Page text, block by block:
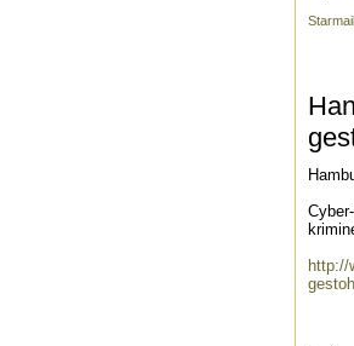
Starmail
http://